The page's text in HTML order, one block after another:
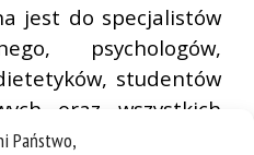
Państwo,
jest do specjalistów
psychologów,
studentów
oraz wszystkich
psychologią